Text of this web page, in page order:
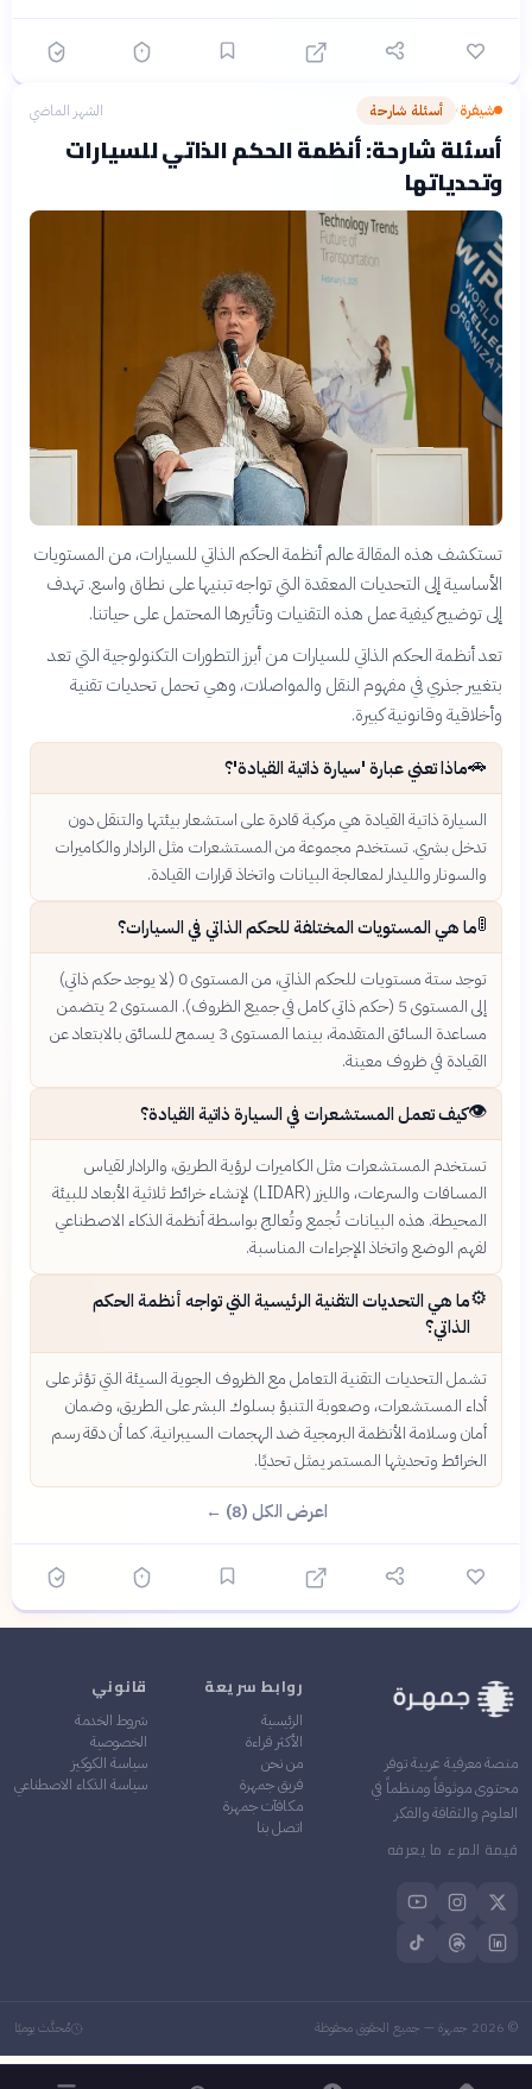
شيفرة› أسئلة شارحة الشهر الماضي
أسئلة شارحة: أنظمة الحكم الذاتي للسيارات
وتحدياتها
تستكشف هذه المقالة عالم أنظمة الحكم الذاتي للسيارات، من المستويات
الأساسية إلى التحديات المعقدة التي تواجه تبنيها على نطاق واسع. تهدف
إلى توضيح كيفية عمل هذه التقنيات وتأثيرها المحتمل على حياتنا.
تعد أنظمة الحكم الذاتي للسيارات من أبرز التطورات التكنولوجية التي تعد
بتغيير جذري في مفهوم النقل والمواصلات، وهي تحمل تحديات تقنية
وأخلاقية وقانونية كبيرة.
🚗ماذا تعني عبارة 'سيارة ذاتية القيادة'؟
السيارة ذاتية القيادة هي مركبة قادرة على استشعار بيئتها والتنقل دون
تدخل بشري. تستخدم مجموعة من المستشعرات مثل الرادار والكاميرات
والسونار والليدار لمعالجة البيانات واتخاذ قرارات القيادة.
🚦ما هي المستويات المختلفة للحكم الذاتي في السيارات؟
توجد ستة مستويات للحكم الذاتي، من المستوى 0 (لا يوجد حكم ذاتي)
إلى المستوى 5 (حكم ذاتي كامل في جميع الظروف). المستوى 2 يتضمن
مساعدة السائق المتقدمة، بينما المستوى 3 يسمح للسائق بالابتعاد عن
القيادة في ظروف معينة.
👁️كيف تعمل المستشعرات في السيارة ذاتية القيادة؟
تستخدم المستشعرات مثل الكاميرات لرؤية الطريق، والرادار لقياس
المسافات والسرعات، والليزر (LIDAR) لإنشاء خرائط ثلاثية الأبعاد للبيئة
المحيطة. هذه البيانات تُجمع وتُعالج بواسطة أنظمة الذكاء الاصطناعي
لفهم الوضع واتخاذ الإجراءات المناسبة.
⚙️ما هي التحديات التقنية الرئيسية التي تواجه أنظمة الحكم
الذاتي؟
تشمل التحديات التقنية التعامل مع الظروف الجوية السيئة التي تؤثر على
أداء المستشعرات، وصعوبة التنبؤ بسلوك البشر على الطريق، وضمان
أمان وسلامة الأنظمة البرمجية ضد الهجمات السيبرانية. كما أن دقة رسم
الخرائط وتحديثها المستمر يمثل تحديًا.
اعرض الكل (8) ←
منصة معرفية عربية توفر
محتوى موثوقاً ومنظماً في
العلوم والثقافة والفكر
قيمة المرء ما يعرفه
روابط سريعة
الرئيسية
الأكثر قراءة
من نحن
فريق جمهرة
مكافآت جمهرة
اتصل بنا
قانوني
شروط الخدمة
الخصوصية
سياسة الكوكيز
سياسة الذكاء الاصطناعي
©
2026 جمهرة — جميع الحقوق محفوظة مُحدَّث يوميًا